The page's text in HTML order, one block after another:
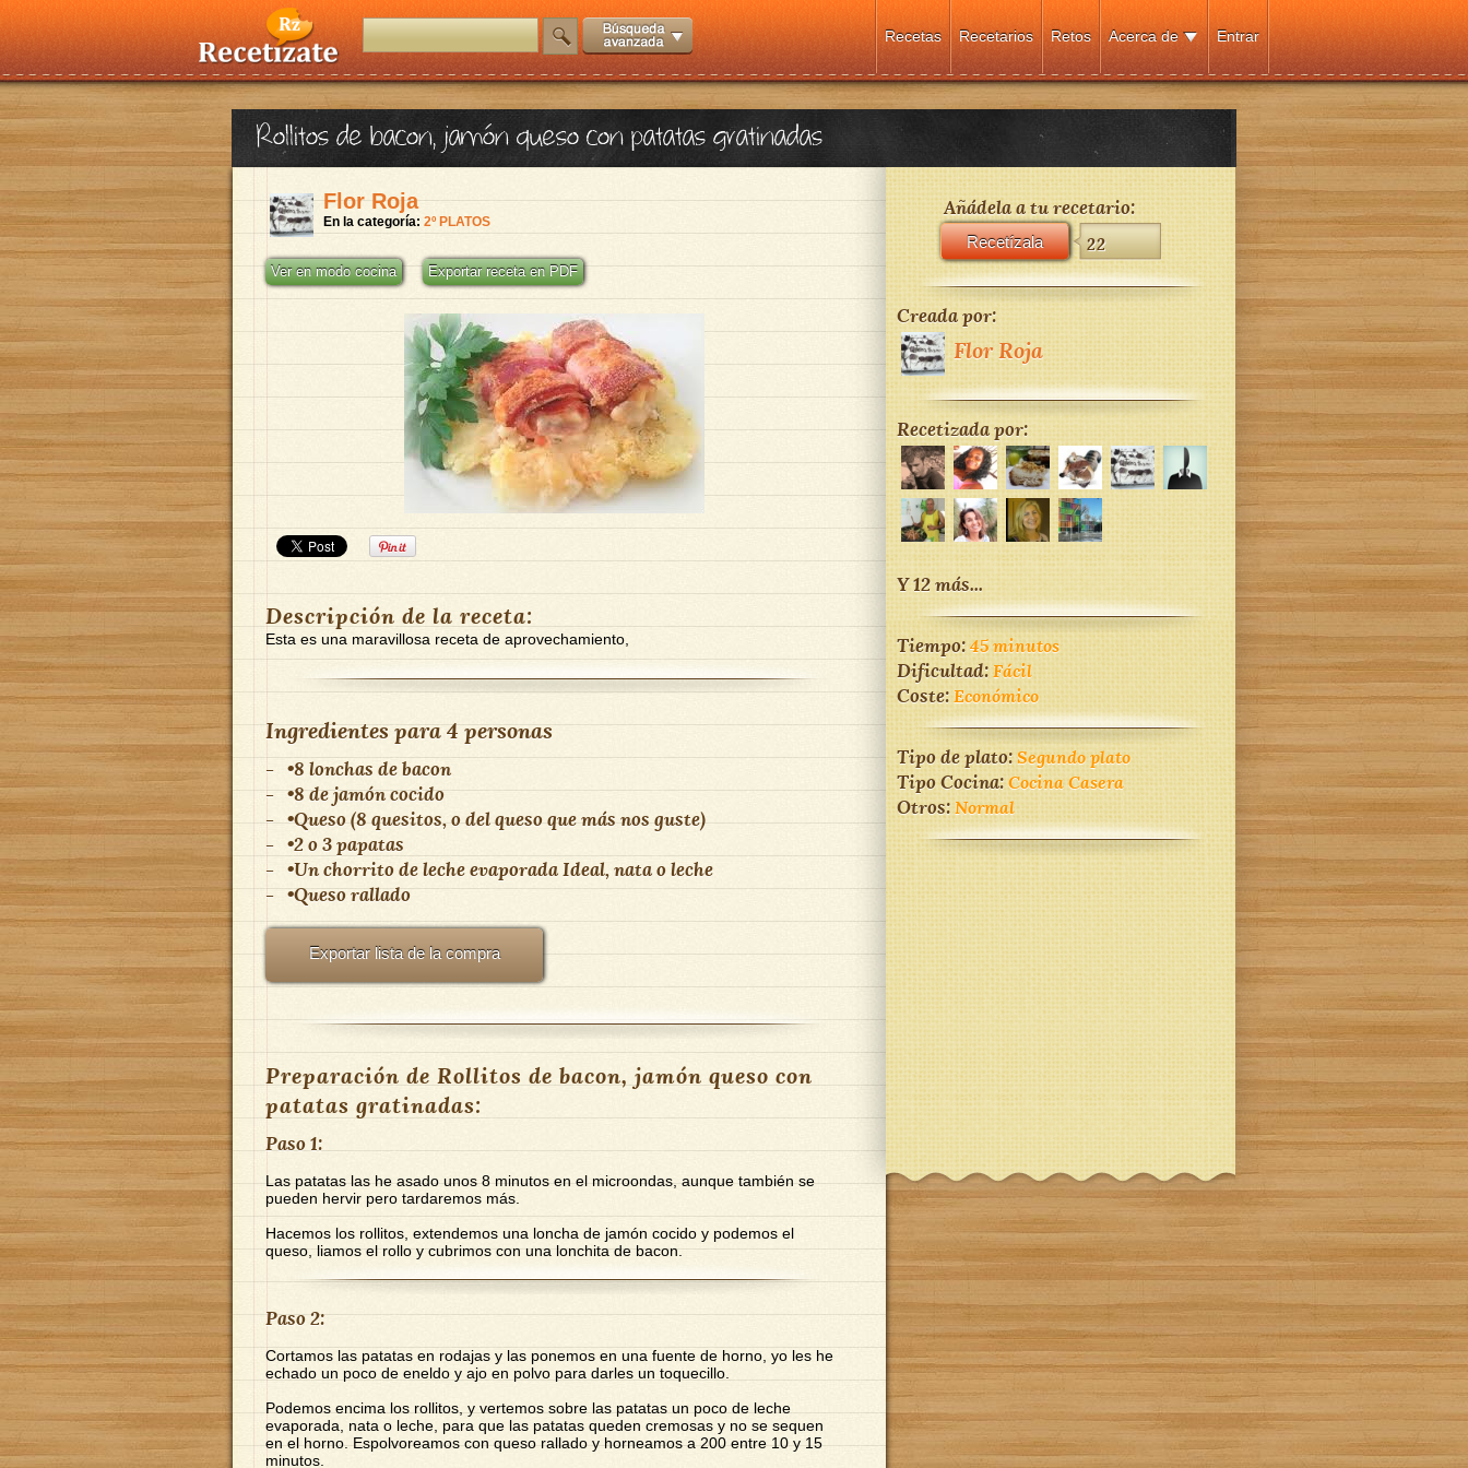
Entrar
Acerca de
Retos
Recetarios
Recetas
Rollitos de bacon, jamón queso con patatas gratinadas
Flor Roja
En la categoría: 2º PLATOS
Ver en modo cocina Exportar receta en PDF
Descripción de la receta:
Esta es una maravillosa receta de aprovechamiento,
Ingredientes para4 personas
- •8 lonchas de bacon
- •8 de jamón cocido
- •Queso (8 quesitos, o del queso que más nos guste)
- •2 o 3 papatas
- •Un chorrito de leche evaporada Ideal, nata o leche
- •Queso rallado
Exportar lista de la compra
Preparación de Rollitos de bacon, jamón queso con
patatas gratinadas:
Paso 1:
Las patatas las he asado unos 8 minutos en el microondas, aunque también se
pueden hervir pero tardaremos más.
Hacemos los rollitos, extendemos una loncha de jamón cocido y podemos el
queso, liamos el rollo y cubrimos con una lonchita de bacon.
Paso 2:
Cortamos las patatas en rodajas y las ponemos en una fuente de horno, yo les he
echado un poco de eneldo y ajo en polvo para darles un toquecillo.
Podemos encima los rollitos, y vertemos sobre las patatas un poco de leche
evaporada, nata o leche, para que las patatas queden cremosas y no se sequen
en el horno. Espolvoreamos con queso rallado y horneamos a 200 entre 10 y 15
minutos.
Añádela a tu recetario:
Recetízala 22
Creada por:
Flor Roja
Recetizada por:
Y 12 más...
Tiempo:45 minutos
Dificultad:Fácil
Coste:Económico
Tipo de plato:Segundo plato
Tipo Cocina:Cocina Casera
Otros:Normal